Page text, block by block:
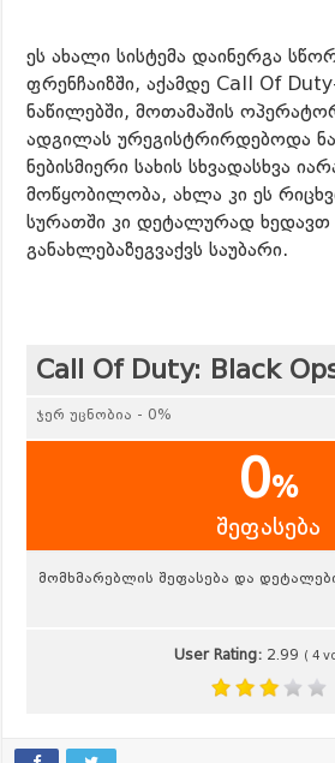
ეს ახალი სისტემა დაინერგა
ფრენჩაიზში, აქამდე Call Of
ნაწილებში, მოთამაშის
ადგილას ურეგისტრირდებოდა
ნებისმიერი სახის სხვადასხვა
მოწყობილობა, ახლა კი ეს
სურათში კი დეტალურად ხედავთ
განახლებაზეგვაქვს საუბარი.
Call Of Duty: Black
ჯერ უცნობია - 0%
0%
შეფასება
მომხმარებლის შეფასება და
User Rating: 2.99 (4